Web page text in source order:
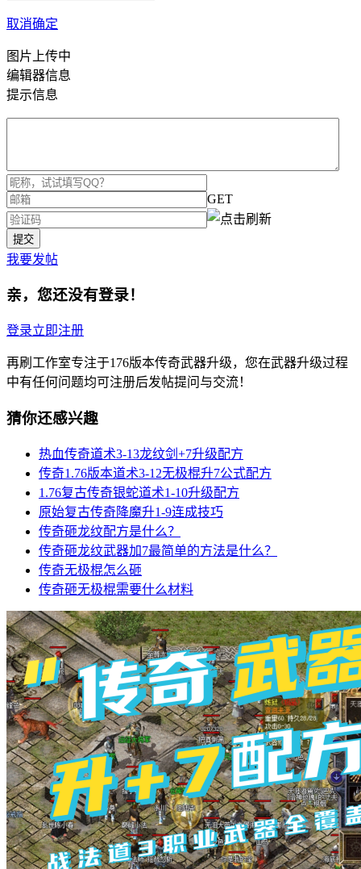
取消确定
图片上传中
编辑器信息
提示信息
GET
我要发帖
亲，您还没有登录！
登录立即注册
再刷工作室专注于176版本传奇武器升级，您在武器升级过程
中有任何问题均可注册后发帖提问与交流！
猜你还感兴趣
热血传奇道术3-13龙纹剑+7升级配方
传奇1.76版本道术3-12无极棍升7公式配方
1.76复古传奇银蛇道术1-10升级配方
原始复古传奇降魔升1-9连成技巧
传奇砸龙纹配方是什么？
传奇砸龙纹武器加7最简单的方法是什么？
传奇无极棍怎么砸
传奇砸无极棍需要什么材料